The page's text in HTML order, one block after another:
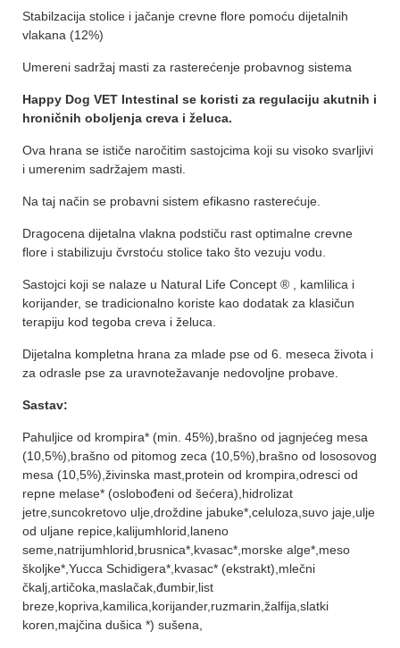
Stabilzacija stolice i jačanje crevne flore pomoću dijetalnih
vlakana (12%)
Umereni sadržaj masti za rasterećenje probavnog sistema
Happy Dog VET Intestinal se koristi za regulaciju akutnih i
hroničnih oboljenja creva i želuca.
Ova hrana se ističe naročitim sastojcima koji su visoko svarljivi
i umerenim sadržajem masti.
Na taj način se probavni sistem efikasno rasterećuje.
Dragocena dijetalna vlakna podstiču rast optimalne crevne
flore i stabilizuju čvrstoću stolice tako što vezuju vodu.
Sastojci koji se nalaze u Natural Life Concept ® , kamlilica i
korijander, se tradicionalno koriste kao dodatak za klasičun
terapiju kod tegoba creva i želuca.
Dijetalna kompletna hrana za mlade pse od 6. meseca života i
za odrasle pse za uravnotežavanje nedovoljne probave.
Sastav:
Pahuljice od krompira* (min. 45%),brašno od jagnjećeg mesa
(10,5%),brašno od pitomog zeca (10,5%),brašno od lososovog
mesa (10,5%),živinska mast,protein od krompira,odresci od
repne melase* (oslobođeni od šećera),hidrolizat
jetre,suncokretovo ulje,droždine jabuke*,celuloza,suvo jaje,ulje
od uljane repice,kalijumhlorid,laneno
seme,natrijumhlorid,brusnica*,kvasac*,morske alge*,meso
školjke*,Yucca Schidigera*,kvasac* (ekstrakt),mlečni
čkalj,artičoka,maslačak,đumbir,list
breze,kopriva,kamilica,korijander,ruzmarin,žalfija,slatki
koren,majčina dušica *) sušena,